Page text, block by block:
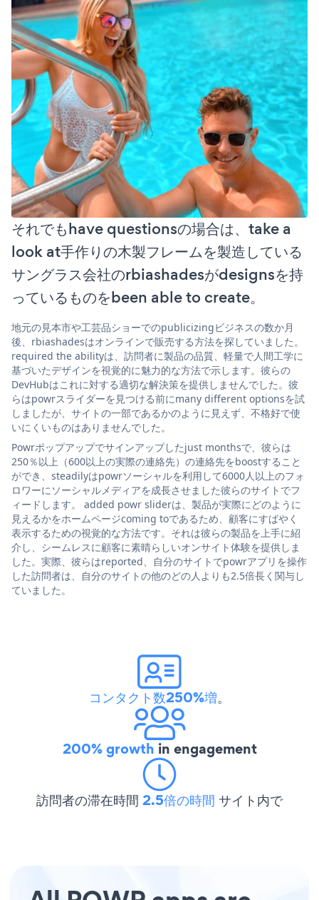
それでもhave questionsの場合は、take a
look at手作りの木製フレームを製造している
サングラス会社のrbiashadesがdesignsを持
っているものをbeen able to create。
地元の見本市や工芸品ショーでのpublicizingビジネスの数か月
後、rbiashadesはオンラインで販売する方法を探していました。
required the abilityは、訪問者に製品の品質、軽量で人間工学に
基づいたデザインを視覚的に魅力的な方法で示します。彼らの
DevHubはこれに対する適切な解決策を提供しませんでした。彼
らはpowrスライダーを見つける前にmany different optionsを試
しましたが、サイトの一部であるかのように見えず、不格好で使
いにくいものはありませんでした。
Powrポップアップでサインアップしたjust monthsで、彼らは
250％以上（600以上の実際の連絡先）の連絡先をboostすること
ができ、steadilyはpowrソーシャルを利用して6000人以上のフォ
ロワーにソーシャルメディアを成長させました彼らのサイトでフ
ィードします。 added powr sliderは、製品が実際にどのように
見えるかをホームページcoming toであるため、顧客にすばやく
表示するための視覚的な方法です。それは彼らの製品を上手に紹
介し、シームレスに顧客に素晴らしいオンサイト体験を提供しま
した。実際、彼らはreported、自分のサイトでpowrアプリを操作
した訪問者は、自分のサイトの他のどの人よりも2.5倍長く関与し
ていました。
コンタクト数250%増。
200% growth in engagement
訪問者の滞在時間 2.5倍の時間 サイト内で